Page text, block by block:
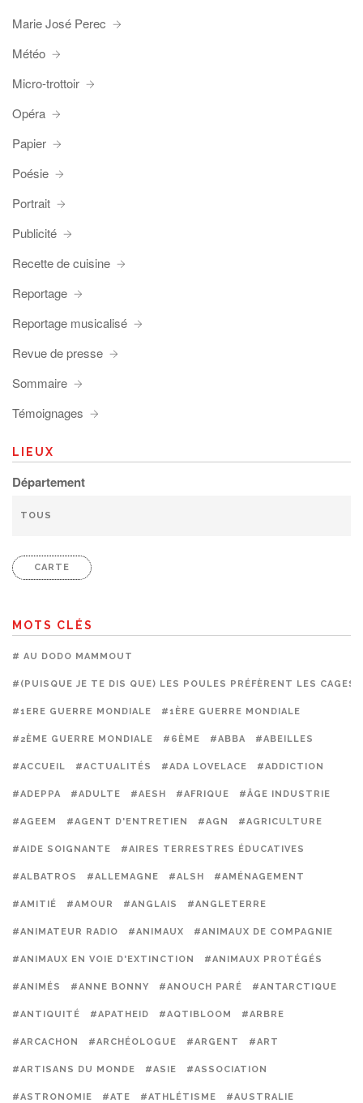
Marie José Perec
Météo
Micro-trottoir
Opéra
Papier
Poésie
Portrait
Publicité
Recette de cuisine
Reportage
Reportage musicalisé
Revue de presse
Sommaire
Témoignages
LIEUX
Département
CARTE
MOTS CLÉS
# AU DODO MAMMOUT
#(PUISQUE JE TE DIS QUE) LES POULES PRÉFÈRENT LES CAGES
#1ERE GUERRE MONDIALE #1ÈRE GUERRE MONDIALE
#2ÈME GUERRE MONDIALE #6ÈME #ABBA #ABEILLES
#ACCUEIL #ACTUALITÉS #ADA LOVELACE #ADDICTION
#ADEPPA #ADULTE #AESH #AFRIQUE #ÂGE INDUSTRIE
#AGEEM #AGENT D'ENTRETIEN #AGN #AGRICULTURE
#AIDE SOIGNANTE #AIRES TERRESTRES ÉDUCATIVES
#ALBATROS #ALLEMAGNE #ALSH #AMÉNAGEMENT
#AMITIÉ #AMOUR #ANGLAIS #ANGLETERRE
#ANIMATEUR RADIO #ANIMAUX #ANIMAUX DE COMPAGNIE
#ANIMAUX EN VOIE D'EXTINCTION #ANIMAUX PROTÉGÉS
#ANIMÉS #ANNE BONNY #ANOUCH PARÉ #ANTARCTIQUE
#ANTIQUITÉ #APATHEID #AQTIBLOOM #ARBRE
#ARCACHON #ARCHÉOLOGUE #ARGENT #ART
#ARTISANS DU MONDE #ASIE #ASSOCIATION
#ASTRONOMIE #ATE #ATHLÉTISME #AUSTRALIE